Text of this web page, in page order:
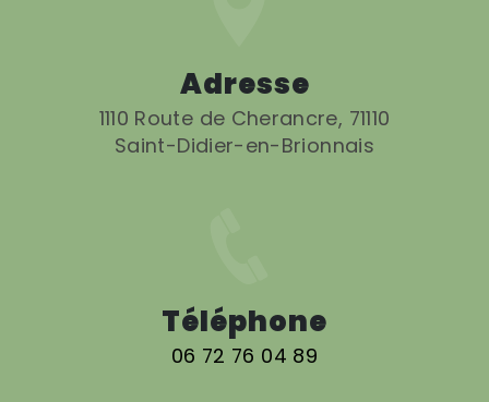
Adresse
1110 Route de Cherancre, 71110
Saint-Didier-en-Brionnais
Téléphone
06 72 76 04 89